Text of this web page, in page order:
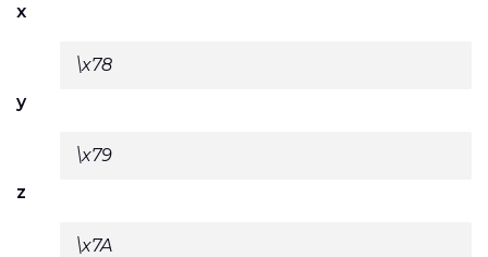
x
\x78
y
\x79
z
\x7A